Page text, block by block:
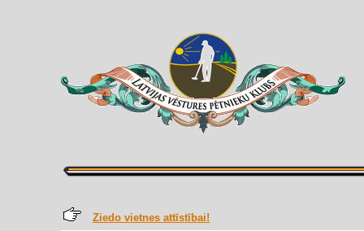
Ziedo vietnes attīstībai!